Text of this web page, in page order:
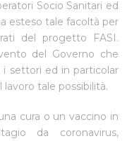
Socio Sanitari ed
esteso tale facoltà per
del progetto FASI.
del Governo che
settori ed in particolar
tale possibilità.
cura o un vaccino in
da coronavirus,